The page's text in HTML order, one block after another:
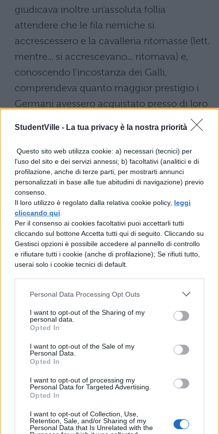
StudentVille - La tua privacy è la nostra priorità
Questo sito web utilizza cookie: a) necessari (tecnici) per
l'uso del sito e dei servizi annessi; b) facoltativi (analitici e di
profilazione, anche di terze parti, per mostrarti annunci
personalizzati in base alle tue abitudini di navigazione) previo
consenso.
Il loro utilizzo è regolato dalla relativa cookie policy, leggi
cliccando qui
Per il consenso ai cookies facoltativi puoi accettarli tutti
cliccando sul bottone Accetta tutti qui di seguito. Cliccando su
Gestisci opzioni è possibile accedere al pannello di controllo
e rifiutare tutti i cookie (anche di profilazione); Se rifiuti tutto,
userai solo i cookie tecnici di default.
Personal Data Processing Opt Outs
I want to opt-out of the Sharing of my
personal data.
Opted In
I want to opt-out of the Sale of my
Personal Data.
Opted In
I want to opt-out of processing my
Personal Data for Targeted Advertising.
Opted In
I want to opt-out of Collection, Use,
Retention, Sale, and/or Sharing of my
Personal Data that Is Unrelated with the
giudicava inoltre un'assoluta follia
attendere che le fila nemiche si
accrescessero e la cavalleria ritornasse (lett.
mentre... si accrescevano... ritornava) e,
conoscendo l'incostanza dei Galli,
comprendeva quanto maggior prestigio i
Germani avessero acquistato presso di loro
con questa sola battaglia. Appena prese tali
risoluzioni, si presentò un'occasione
favorevolissima: la mattina del giorno dopo
i Germani, persistendo nella (lett. usando la
medesima) slealtà e nell'inganno, condotti
con sé tutti i capi e gli anziani (maiores
natu), si presentarono in gran numero
presso di lui all'accampamento, sia per
domandare perdono di aver attaccato il
giorno prima, sia per chiedere con
l'inganno (fallendo) un'altra tregua. Cesare,
lieto che gli si fossero offerti, pensò di
doverli trattenere, portò fuori
dall'accampamento tutte le truppe e ordinò
schieramento, in quanto la riteneva ancora